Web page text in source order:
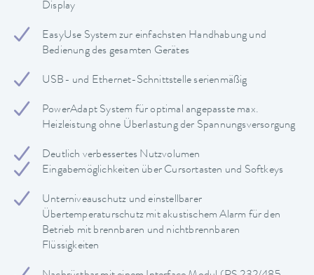
Display
EasyUse System zur einfachsten Handhabung und
Bedienung des gesamten Gerätes
USB- und Ethernet-Schnittstelle serienmäßig
PowerAdapt System für optimal angepasste max.
Heizleistung ohne Überlastung der Spannungsversorgung
Deutlich verbessertes Nutzvolumen
Eingabemöglichkeiten über Cursortasten und Softkeys
Unterniveauschutz und einstellbarer
Übertemperaturschutz mit akustischem Alarm für den
Betrieb mit brennbaren und nichtbrennbaren
Flüssigkeiten